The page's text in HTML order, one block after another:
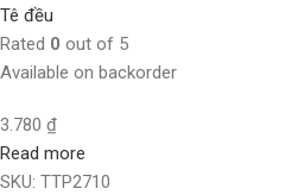
Tê đều
Rated 0 out of 5
Available on backorder
3.780 ₫
Read more
SKU: TTP2710